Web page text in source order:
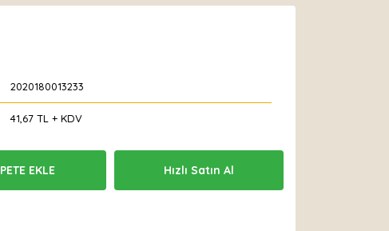
2020180013233
41,67 TL + KDV
EKLE Hızlı Satın Al